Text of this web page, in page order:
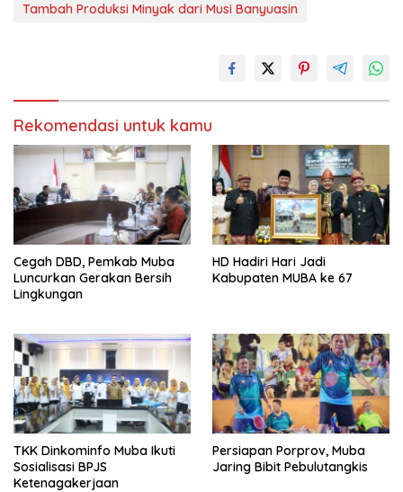
Tambah Produksi Minyak dari Musi Banyuasin
Rekomendasi untuk kamu
Cegah DBD, Pemkab Muba
Luncurkan Gerakan Bersih
Lingkungan
HD Hadiri Hari Jadi
Kabupaten MUBA ke 67
TKK Dinkominfo Muba Ikuti
Sosialisasi BPJS
Ketenagakerjaan
Persiapan Porprov, Muba
Jaring Bibit Pebulutangkis